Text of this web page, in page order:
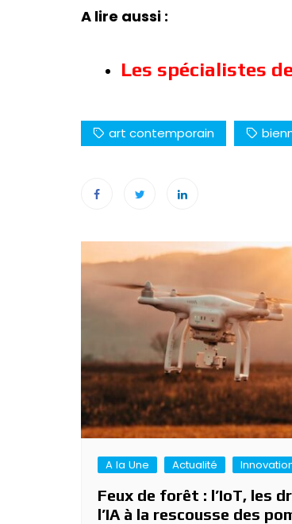
A lire aussi :
Les spécialistes
art contemporain
Navigation
l’article
A la Une Actualité
Feux de forêt : l’IoT, les
l’IA à la rescousse des